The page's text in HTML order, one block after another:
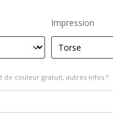
Impression
de couleur gratuit, autres infos ?